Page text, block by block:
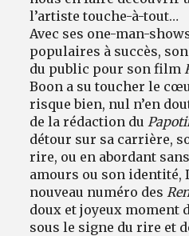
l’artiste touche-à-tout…
Avec ses one-man-
populaires à succès,
du public pour son film
Boon a su toucher le
risque bien, nul n’en
de la rédaction du
détour sur sa carrière,
rire, ou en abordant
amours ou son identité,
nouveau numéro des
doux et joyeux moment
sous le signe du rire et